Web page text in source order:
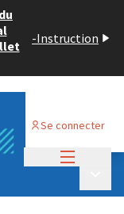
-Instruction
Se connecter